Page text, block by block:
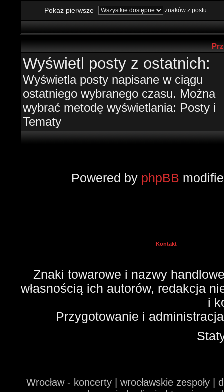
Pokaż pierwsze znaków z postu
Wyświetl posty z ostatnich:
Wyświetla posty napisane w ciągu
ostatniego wybranego czasu. Można
wybrać metodę wyświetlania: Posty i
Tematy
Powered by phpBB
Kontakt
Znaki towarowe i nazwy
własnością ich autorów, redakcja
i
Przygotowanie i
Wrocław - koncerty | wrocławskie zespoły